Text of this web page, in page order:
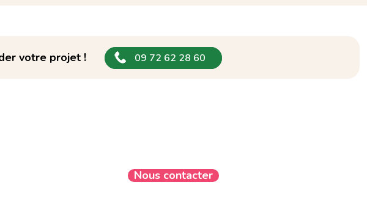
votre projet ! 09 72 62 28 60
Nous contacter